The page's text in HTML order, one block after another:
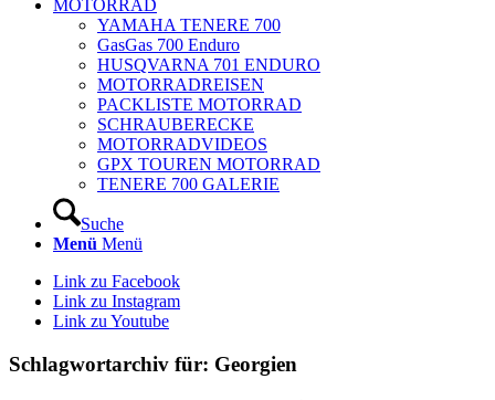
MOTORRAD
YAMAHA TENERE 700
GasGas 700 Enduro
HUSQVARNA 701 ENDURO
MOTORRADREISEN
PACKLISTE MOTORRAD
SCHRAUBERECKE
MOTORRADVIDEOS
GPX TOUREN MOTORRAD
TENERE 700 GALERIE
Suche
Menü Menü
Link zu Facebook
Link zu Instagram
Link zu Youtube
Schlagwortarchiv für: Georgien